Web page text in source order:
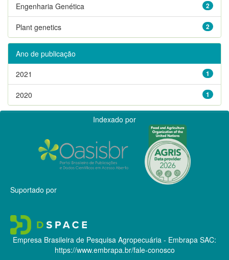
2
Engenharia Genética
2
Plant genetics
Ano de publicação
1
2021
1
2020
Indexado por
Suportado por
Empresa Brasileira de Pesquisa Agropecuária - Embrapa SAC:
https://www.embrapa.br/fale-conosco